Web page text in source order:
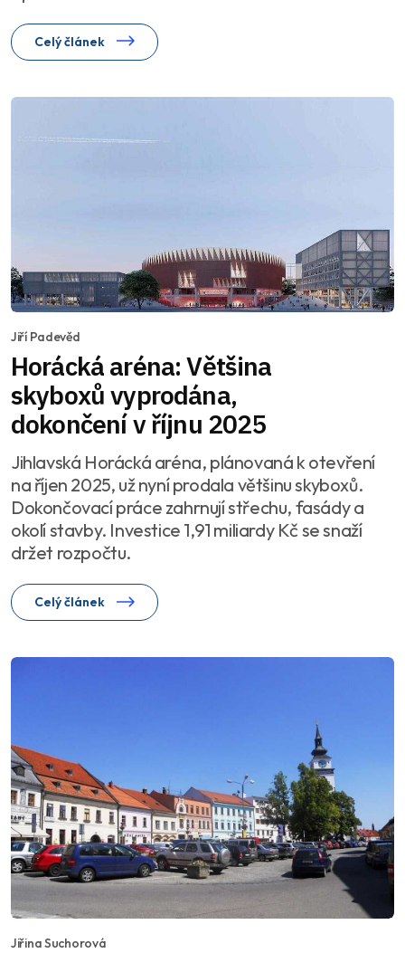
Celý článek
Jiří Padevěd
Horácká aréna: Většina
skyboxů vyprodána,
dokončení v říjnu 2025
Jihlavská Horácká aréna, plánovaná k otevření
na říjen 2025, už nyní prodala většinu skyboxů.
Dokončovací práce zahrnují střechu, fasády a
okolí stavby. Investice 1,91 miliardy Kč se snaží
držet rozpočtu.
Celý článek
Jiřina Suchorová